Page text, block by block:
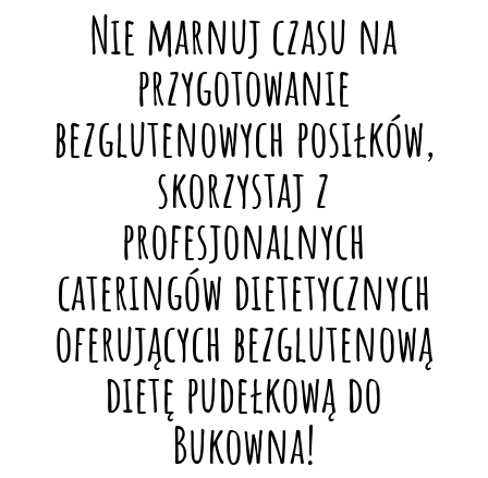
Nie marnuj czasu na
przygotowanie
bezglutenowych posiłków,
skorzystaj z
profesjonalnych
cateringów dietetycznych
oferujących bezglutenową
dietę pudełkową do
Bukowna!